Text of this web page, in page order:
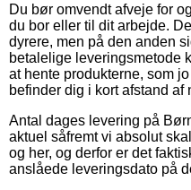
Du bør omvendt afveje for
du bor eller til dit arbejde.
dyrere, men på den anden
betalelige
at hente produkterne, som
befinder dig i kort afstand af
Antal dages levering på
aktuel såfremt vi absolut
og her, og derfor er det
anslåede leveringsdato på